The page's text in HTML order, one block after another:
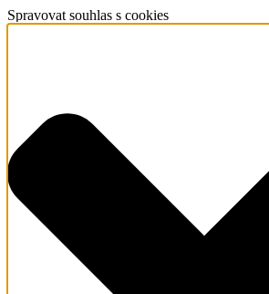
Spravovat souhlas s cookies